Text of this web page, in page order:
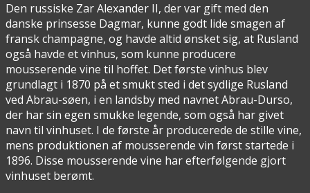
Den russiske Zar Alexander II, der var gift med den
danske prinsesse Dagmar, kunne godt lide smagen af
fransk champagne, og havde altid ønsket sig, at Rusland
også havde et vinhus, som kunne producere
mousserende vine til hoffet. Det første vinhus blev
grundlagt i 1870 på et smukt sted i det sydlige Rusland
ved Abrau-søen, i en landsby med navnet Abrau-Durso,
der har sin egen smukke legende, som også har givet
navn til vinhuset. I de første år producerede de stille vine,
mens produktionen af mousserende vin først startede i
1896. Disse mousserende vine har efterfølgende gjort
vinhuset berømt.